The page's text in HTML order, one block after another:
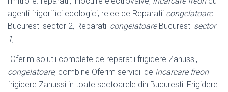
agenti frigorifici ecologici; relee de Reparatii congelatoare
Bucuresti sector 2, Reparatii congelatoareBucuresti sector
1,
-Oferim solutii complete de reparatii frigidere Zanussi,
congelatoare, combine Oferim servicii de incarcare freon
frigidere Zanussi in toate sectoarele din Bucuresti: Frigidere